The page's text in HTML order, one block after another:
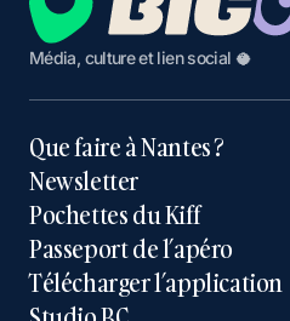
Média, culture et lien social 🥥
Que faire à Nantes ?
Newsletter
Pochettes du Kiff
Passeport de l’apéro
Télécharger l’application